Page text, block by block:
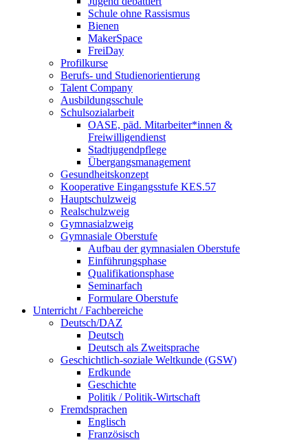
Schule ohne Rassismus
Bienen
MakerSpace
FreiDay
Profilkurse
Berufs- und Studienorientierung
Talent Company
Ausbildungsschule
Schulsozialarbeit
OASE, päd. Mitarbeiter*innen &
Freiwilligendienst
Stadtjugendpflege
Übergangsmanagement
Gesundheitskonzept
Kooperative Eingangsstufe KES.57
Hauptschulzweig
Realschulzweig
Gymnasialzweig
Gymnasiale Oberstufe
Aufbau der gymnasialen Oberstufe
Einführungsphase
Qualifikationsphase
Seminarfach
Formulare Oberstufe
Unterricht / Fachbereiche
Deutsch/DAZ
Deutsch
Deutsch als Zweitsprache
Geschichtlich-soziale Weltkunde (GSW)
Erdkunde
Geschichte
Politik / Politik-Wirtschaft
Fremdsprachen
Englisch
Französisch